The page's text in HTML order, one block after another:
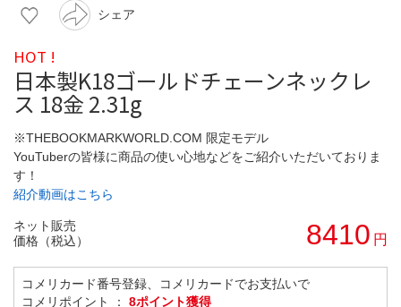
シェア
HOT !
日本製K18ゴールドチェーンネックレ
ス 18金 2.31g
※THEBOOKMARKWORLD.COM 限定モデル
YouTuberの皆様に商品の使い心地などをご紹介いただいておりま
す！
紹介動画はこちら
ネット販売
価格（税込）
8410 円
コメリカード番号登録、コメリカードでお支払いで
コメリポイント ： 8ポイント獲得